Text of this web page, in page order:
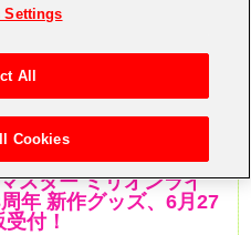
スター ミリオンライ
年 新作グッズ、6月27
付！
Settings
All
Cookies